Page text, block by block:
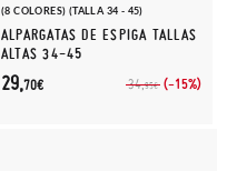
(8 COLORES) (TALLA 34 - 45)
ALPARGATAS DE ESPIGA TALLAS
ALTAS 34-45
34,95€ (-15%)
29,70€